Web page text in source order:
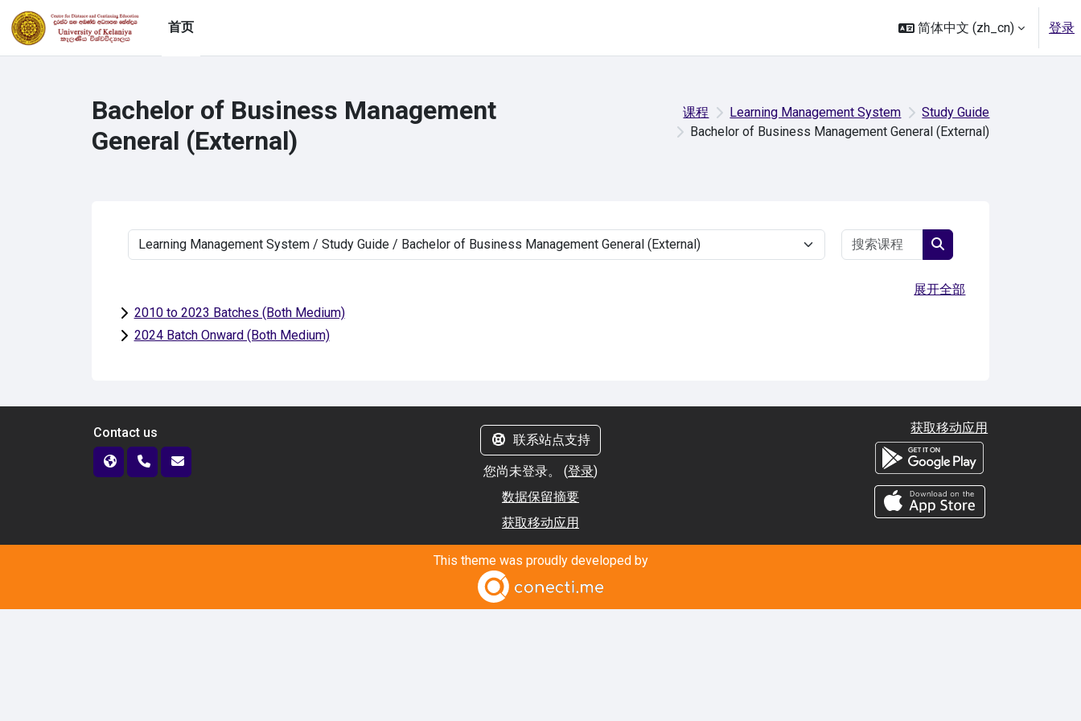
跳到主要内容
首页
简体中文 ‎(zh_cn)‎ 登录
Bachelor of Business Management
General (External)
课程 Learning Management System
Study Guide
Bachelor of Business Management General (External)
课程类别
搜索课程
搜索课程
展开全部
2010 to 2023 Batches (Both Medium)
2024 Batch Onward (Both Medium)
Contact us 联系站点支持
您尚未登录。 (登录)
‎数据保留摘要‎
获取移动应用
获取移动应用
This theme was proudly developed by